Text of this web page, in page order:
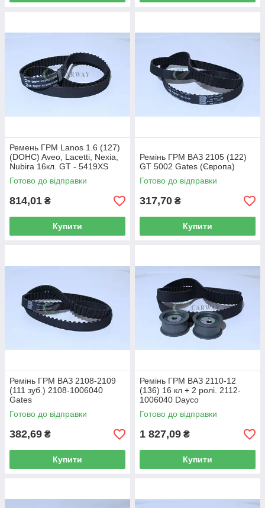
Ремень ГРМ Lanos 1.6 (127)
(DOHC) Aveo, Lacetti, Nexia,
Nubira 16кл. GT - 5419XS
Gates (Європа)
Готово до відправки
814,01 ₴
Купити
Ремінь ГРМ ВАЗ 2105 (122)
GT 5002 Gates (Європа)
Готово до відправки
317,70 ₴
Купити
Ремінь ГРМ ВАЗ 2108-2109
(111 зуб.) 2108-1006040
Gates
Готово до відправки
382,69 ₴
Купити
Ремінь ГРМ ВАЗ 2110-12
(136) 16 кл + 2 ролі. 2112-
1006040 Dayco
Готово до відправки
1 827,09 ₴
Купити